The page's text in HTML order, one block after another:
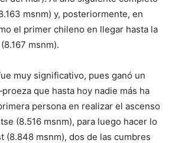
msnm) y, posteriormente, en
el primer chileno en llegar hasta la
msnm).
muy significativo, pues ganó un
que hasta hoy nadie más ha
persona en realizar el ascenso
(8.516 msnm), para luego hacer lo
(8.848 msnm), dos de las cumbres